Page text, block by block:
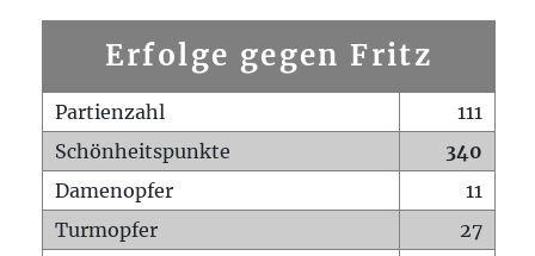
Erfolge gegen Fritz
Partienzahl
111
Schönheitspunkte
340
Damenopfer
11
Turmopfer
27